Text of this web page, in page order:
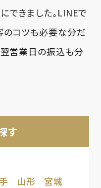
できました。LINEで
のコツも必要な分だ
翌営業日の振込も分
す
山形
宮城